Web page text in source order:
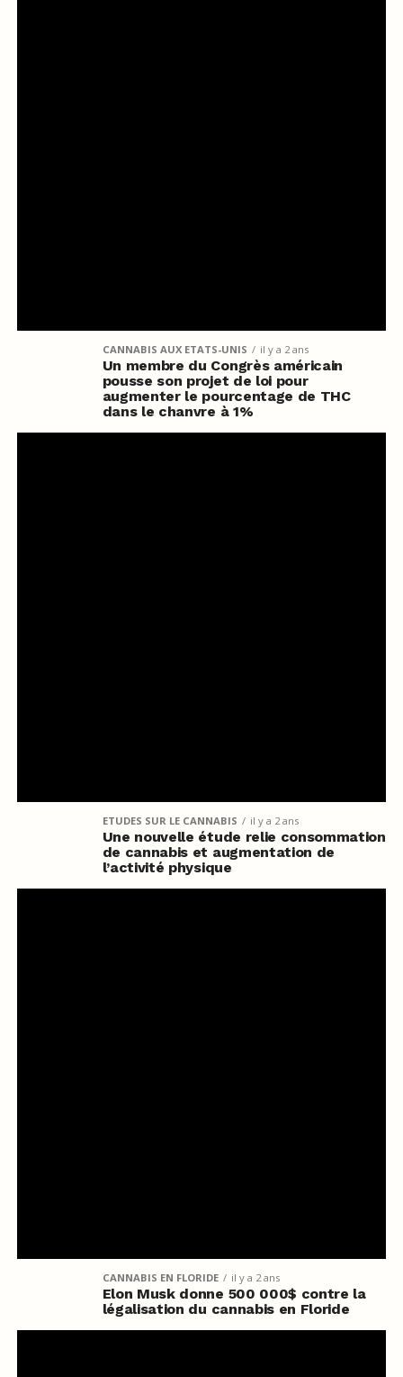
CANNABIS AUX ETATS-UNIS il y a 2 ans
Un membre du Congrès américain
pousse son projet de loi pour
augmenter le pourcentage de THC
dans le chanvre à 1%
ETUDES SUR LE CANNABIS il y a 2 ans
Une nouvelle étude relie consommation
de cannabis et augmentation de
l’activité physique
CANNABIS EN FLORIDE il y a 2 ans
Elon Musk donne 500 000$ contre la
légalisation du cannabis en Floride